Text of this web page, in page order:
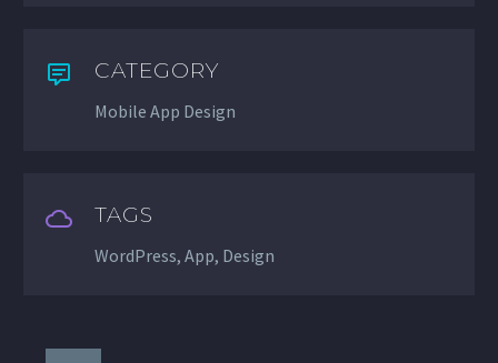
CATEGORY
Mobile App Design
TAGS
WordPress, App, Design